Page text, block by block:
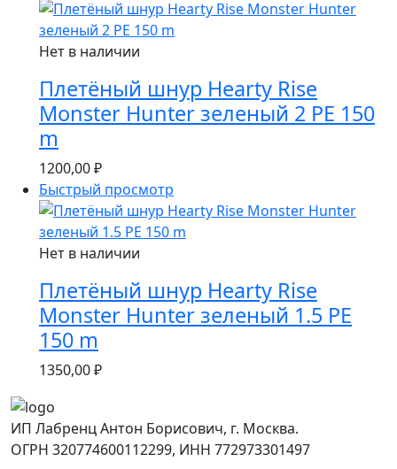
Нет в наличии
Плетёный шнур Hearty Rise
Monster Hunter зеленый 2 PE 150
m
1200,00₽
Быстрый просмотр
Нет в наличии
Плетёный шнур Hearty Rise
Monster Hunter зеленый 1.5 PE
150 m
1350,00₽
ИП Лабренц Антон Борисович, г. Москва.
ОГРН 320774600112299, ИНН 772973301497